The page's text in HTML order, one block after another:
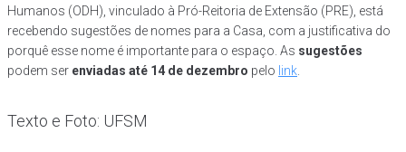
Humanos (ODH), vinculado à Pró-Reitoria de Extensão (PRE), está
recebendo sugestões de nomes para a Casa, com a justificativa do
porquê esse nome é importante para o espaço. As sugestões
podem ser enviadas até 14 de dezembro pelo link.
Texto e Foto: UFSM